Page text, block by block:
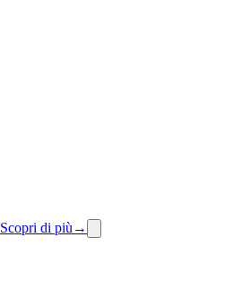
Scopri di più →